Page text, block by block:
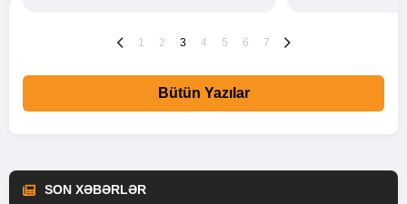
1 2 3 4 5 6 7
Bütün Yazılar
SON XƏBƏRLƏR